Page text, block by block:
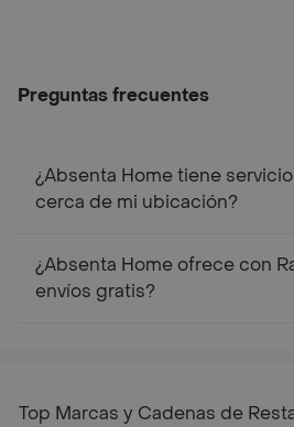
Preguntas frecuentes
¿Absenta Home tiene
cerca de mi ubicación?
¿Absenta Home ofrece con
envíos gratis?
Top Marcas y Cadenas de